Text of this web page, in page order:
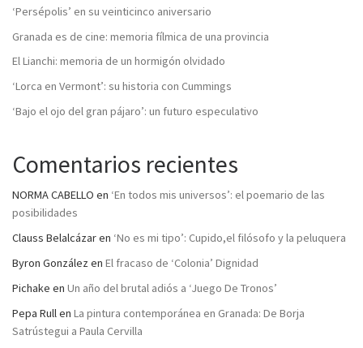
‘Persépolis’ en su veinticinco aniversario
Granada es de cine: memoria fílmica de una provincia
El Lianchi: memoria de un hormigón olvidado
‘Lorca en Vermont’: su historia con Cummings
‘Bajo el ojo del gran pájaro’: un futuro especulativo
Comentarios recientes
NORMA CABELLO en ‘En todos mis universos’: el poemario de las
posibilidades
Clauss Belalcázaren ‘No es mi tipo’: Cupido,el filósofo y la peluquera
Byron González en El fracaso de ‘Colonia’ Dignidad
Pichake en Un año del brutal adiós a ‘Juego De Tronos’
Pepa Rullen La pintura contemporánea en Granada: De Borja
Satrústegui a Paula Cervilla